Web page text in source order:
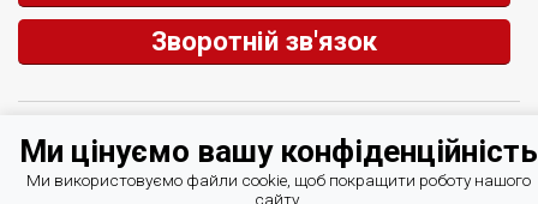
Зворотній зв'язок
© СІРІУС Центр Автоматизації 2007-2026 Курси валют Мінфін
Ми цінуємо вашу конфіденційність
Ми використовуємо файли cookie, щоб покращити роботу нашого
сайту.